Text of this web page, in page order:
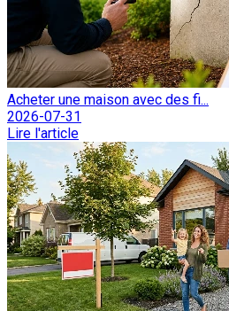
Acheter une maison avec des fi...
2026-07-31
Lire l'article